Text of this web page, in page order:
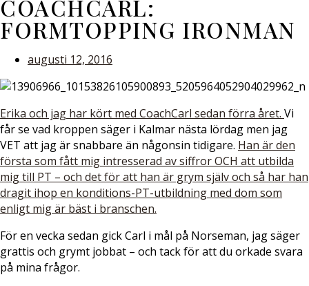
COACHCARL:
FORMTOPPING IRONMAN
augusti 12, 2016
Erika och jag har kört med CoachCarl sedan förra året. Vi
får se vad kroppen säger i Kalmar nästa lördag men jag
VET att jag är snabbare än någonsin tidigare. Han är den
första som fått mig intresserad av siffror OCH att utbilda
mig till PT – och det för att han är grym själv och så har han
dragit ihop en konditions-PT-utbildning med dom som
enligt mig är bäst i branschen.
För en vecka sedan gick Carl i mål på Norseman, jag säger
grattis och grymt jobbat – och tack för att du orkade svara
på mina frågor.